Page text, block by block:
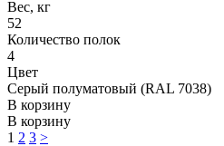
Вес, кг
52
Количество полок
4
Цвет
Серый полуматовый (RAL 7038)
В корзину
В корзину
1 2 3 >